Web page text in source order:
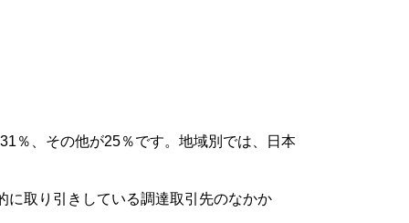
％、その他が25％です。地域別では、日本
に取り引きしている調達取引先のなかか